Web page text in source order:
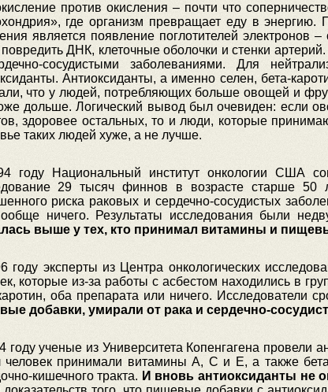
против окисления – почти что
где организм превращает еду в энергию.
является появление поглотителей
повредить ДНК, клеточные оболочки и стенки
сосудистыми заболеваниями. Для
Антиоксиданты, а именно селен, бета-
что у людей, потребляющих больше овощей и
дольше. Логический вывод был очевиден: если
здоровее остальных, то и люди, которые
таких людей хуже, а не лучше.
году Национальный институт онкологии США
29 тысяч финнов в возрасте старше 50
риска раковых и сердечно-сосудистых
ничего. Результаты исследования были
выше у тех, кто принимал витамины и
году эксперты из Центра онкологических
которые из-за работы с асбестом находились в
оба препарата или ничего. Исследователи
добавки, умирали от рака и сердечно-
году ученые из Университета Копенгагена
человек принимали витамины А, С и Е, а также
кишечного тракта. И вновь антиоксиданты не